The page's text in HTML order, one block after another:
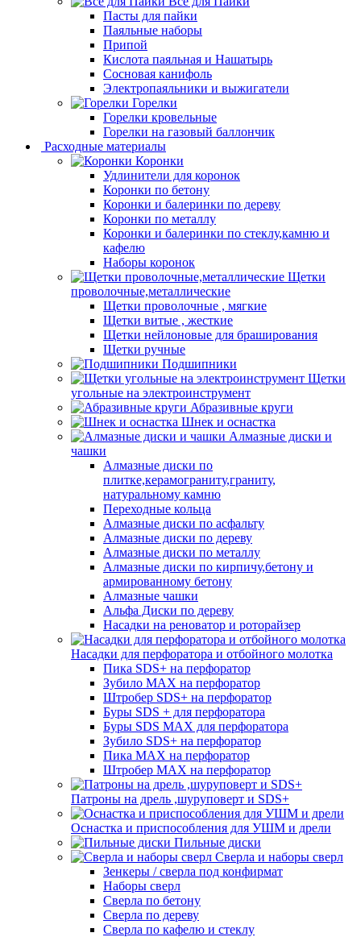
Пасты для пайки
Паяльные наборы
Припой
Кислота паяльная и Нашатырь
Сосновая канифоль
Электропаяльники и выжигатели
Горелки
Горелки кровельные
Горелки на газовый баллончик
Расходные материалы
Коронки
Удлинители для коронок
Коронки по бетону
Коронки и балеринки по дереву
Коронки по металлу
Коронки и балеринки по стеклу,камню и
кафелю
Наборы коронок
Щетки
проволочные,металлические
Щетки проволочные , мягкие
Щетки витые , жесткие
Щетки нейлоновые для браширования
Щетки ручные
Подшипники
Щетки
угольные на электроинструмент
Абразивные круги
Шнек и оснастка
Алмазные диски и
чашки
Алмазные диски по
плитке,керамограниту,граниту,
натуральному камню
Переходные кольца
Алмазные диски по асфальту
Алмазные диски по дереву
Алмазные диски по металлу
Алмазные диски по кирпичу,бетону и
армированному бетону
Алмазные чашки
Альфа Диски по дереву
Насадки на реноватор и роторайзер
Насадки для перфоратора и отбойного молотка
Пика SDS+ на перфоратор
Зубило MAX на перфоратор
Штробер SDS+ на перфоратор
Буры SDS + для перфоратора
Буры SDS MAX для перфоратора
Зубило SDS+ на перфоратор
Пика MAX на перфоратор
Штробер MAX на перфоратор
Патроны на дрель ,шуруповерт и SDS+
Оснастка и приспособления для УШМ и дрели
Пильные диски
Сверла и наборы сверл
Зенкеры / сверла под конфирмат
Наборы сверл
Сверла по бетону
Сверла по дереву
Сверла по кафелю и стеклу